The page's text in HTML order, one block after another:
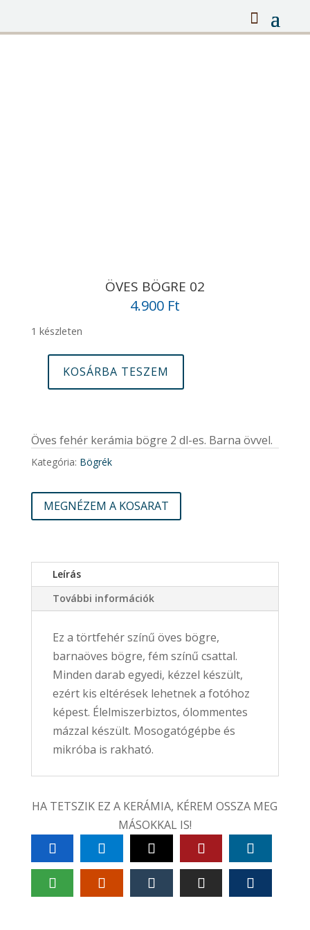
ÖVES BÖGRE 02
4.900 Ft
1 készleten
mennyiség
KOSÁRBA TESZEM
Öves fehér kerámia bögre 2 dl-es. Barna övvel.
Kategória: Bögrék
MEGNÉZEM A KOSARAT
Leírás
További információk
Ez a törtfehér színű öves bögre,
barnaöves bögre, fém színű csattal.
Minden darab egyedi, kézzel készült,
ezért kis eltérések lehetnek a fotóhoz
képest. Élelmiszerbiztos, ólommentes
mázzal készült. Mosogatógépbe és
mikróba is rakható.
HA TETSZIK EZ A KERÁMIA, KÉREM OSSZA MEG
MÁSOKKAL IS!